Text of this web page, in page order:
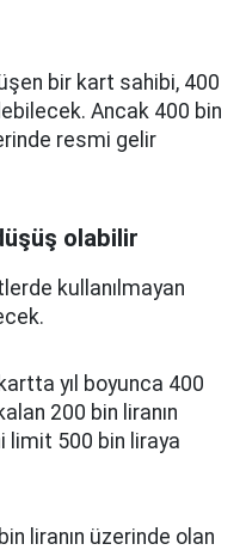
bir kart sahibi, 400
Ancak 400 bin
resmi gelir
olabilir
kullanılmayan
yıl boyunca 400
200 bin liranın
limit 500 bin liraya
liranın üzerinde olan